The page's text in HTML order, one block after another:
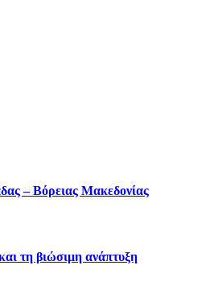
– Βόρειας Μακεδονίας
τη βιώσιμη ανάπτυξη